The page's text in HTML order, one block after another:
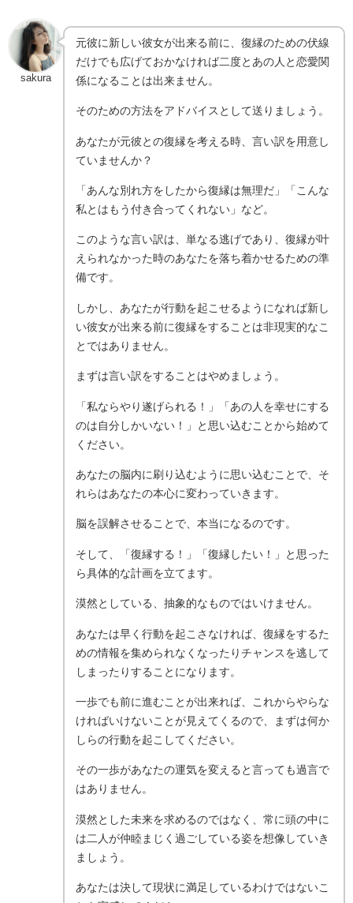
sakura
元彼に新しい彼女が出来る前に、復縁のための伏線
だけでも広げておかなければ二度とあの人と恋愛関
係になることは出来ません。
そのための方法をアドバイスとして送りましょう。
あなたが元彼との復縁を考える時、言い訳を用意し
ていませんか？
「あんな別れ方をしたから復縁は無理だ」「こんな
私とはもう付き合ってくれない」など。
このような言い訳は、単なる逃げであり、復縁が叶
えられなかった時のあなたを落ち着かせるための準
備です。
しかし、あなたが行動を起こせるようになれば新し
い彼女が出来る前に復縁をすることは非現実的なこ
とではありません。
まずは言い訳をすることはやめましょう。
「私ならやり遂げられる！」「あの人を幸せにする
のは自分しかいない！」と思い込むことから始めて
ください。
あなたの脳内に刷り込むように思い込むことで、そ
れらはあなたの本心に変わっていきます。
脳を誤解させることで、本当になるのです。
そして、「復縁する！」「復縁したい！」と思った
ら具体的な計画を立てます。
漠然としている、抽象的なものではいけません。
あなたは早く行動を起こさなければ、復縁をするた
めの情報を集められなくなったりチャンスを逃して
しまったりすることになります。
一歩でも前に進むことが出来れば、これからやらな
ければいけないことが見えてくるので、まずは何か
しらの行動を起こしてください。
その一歩があなたの運気を変えると言っても過言で
はありません。
漠然とした未来を求めるのではなく、常に頭の中に
は二人が仲睦まじく過ごしている姿を想像していき
ましょう。
あなたは決して現状に満足しているわけではないこ